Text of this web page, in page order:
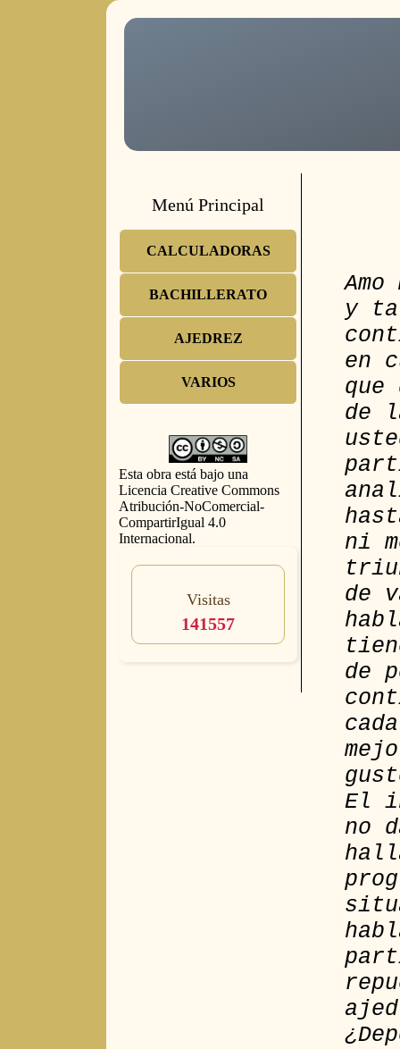
Menú Principal
CALCULADORAS
BACHILLERATO
AJEDREZ
VARIOS
Esta obra está bajo una
Licencia Creative Commons
Atribución-NoComercial-
CompartirIgual 4.0
Internacional.
Visitas
141557
y
en
que
de
ni
de
de
El
no